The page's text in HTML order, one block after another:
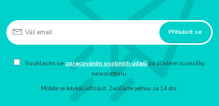
Přihlásit se
Souhlasím se zpracováním osobních údajů za účelem rozesílky
newsletteru.
Můžete se kdykoli odhlásit. Zasíláme jednou za 14 dní.